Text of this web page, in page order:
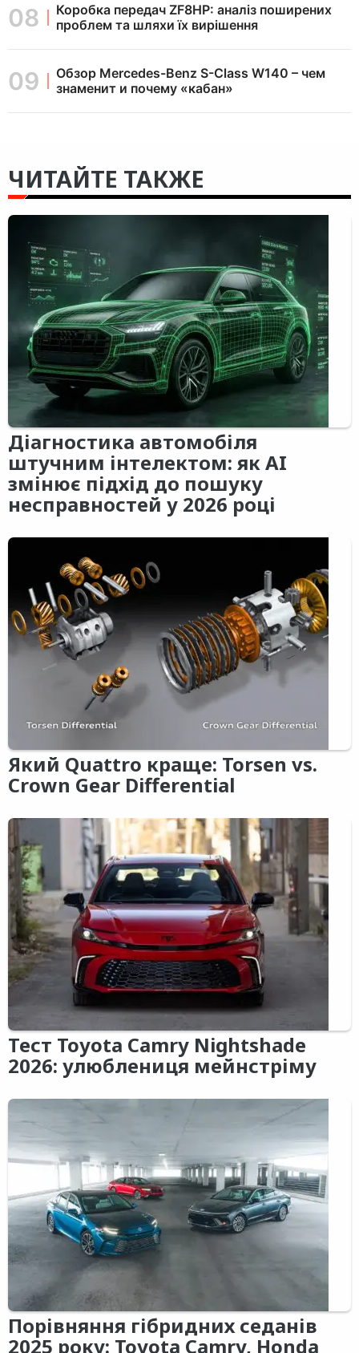
Коробка передач ZF8HP: аналіз поширених
проблем та шляхи їх вирішення
Обзор Mercedes-Benz S-Class W140 – чем
знаменит и почему «кабан»
ЧИТАЙТЕ ТАКЖЕ
Діагностика автомобіля
штучним інтелектом: як AI
змінює підхід до пошуку
несправностей у 2026 році
Який Quattro краще: Torsen vs.
Crown Gear Differential
Тест Toyota Camry Nightshade
2026: улюблениця мейнстріму
Порівняння гібридних седанів
2025 року: Toyota Camry, Honda